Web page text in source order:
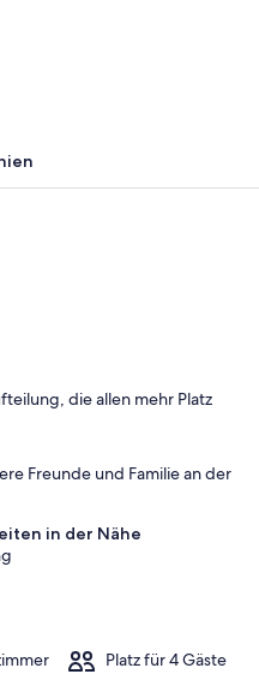
Außenbereich
die allen mehr Platz
Freunde und Familie an der
in der Nähe
Platz für 4 Gäste